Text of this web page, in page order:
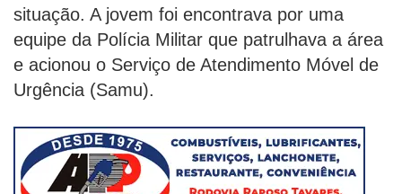
situação. A jovem foi encontrava por uma
equipe da Polícia Militar que patrulhava a área
e acionou o Serviço de Atendimento Móvel de
Urgência (Samu).